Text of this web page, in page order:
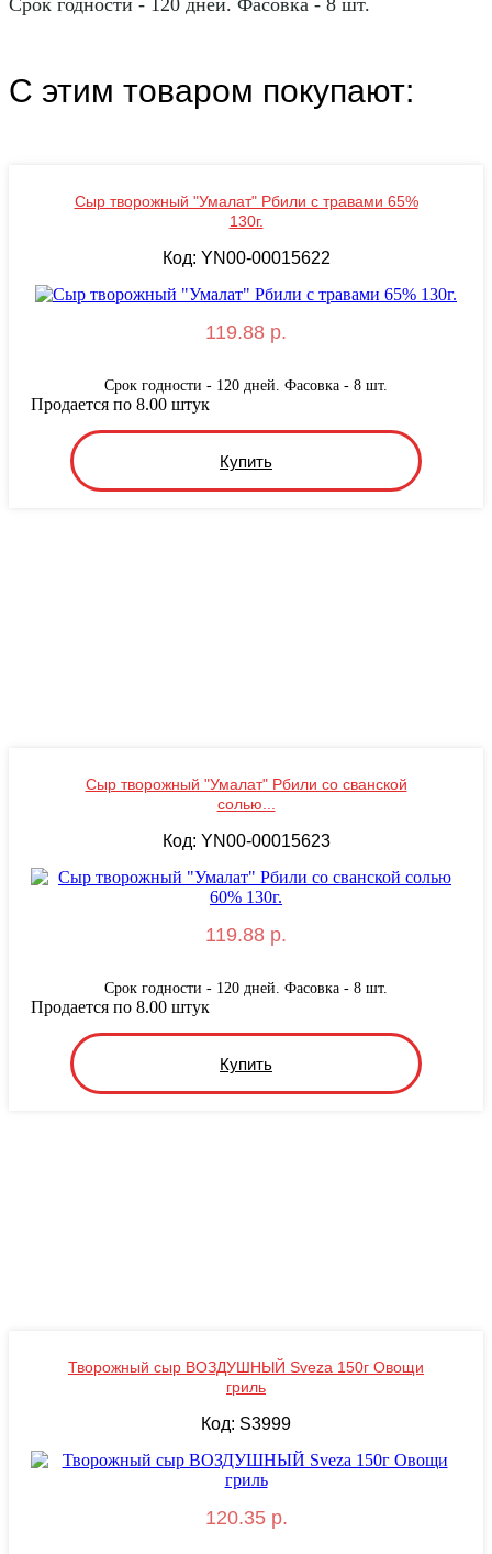
Срок годности - 120 дней. Фасовка - 8 шт.
С этим товаром покупают:
Сыр творожный "Умалат" Рбили с травами 65%
130г.
Код: YN00-00015622
119.88 р.
Срок годности - 120 дней. Фасовка - 8 шт.
Купить
Продается по 8.00 штук
Сыр творожный "Умалат" Рбили со сванской
солью...
Код: YN00-00015623
119.88 р.
Срок годности - 120 дней. Фасовка - 8 шт.
Купить
Продается по 8.00 штук
Творожный сыр ВОЗДУШНЫЙ Sveza 150г Овощи
гриль
Код: S3999
120.35 р.